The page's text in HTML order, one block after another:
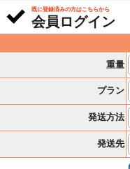
既に登録済みの方はこちらから
会員ログイン
重量
プラン
発送方法
発送先